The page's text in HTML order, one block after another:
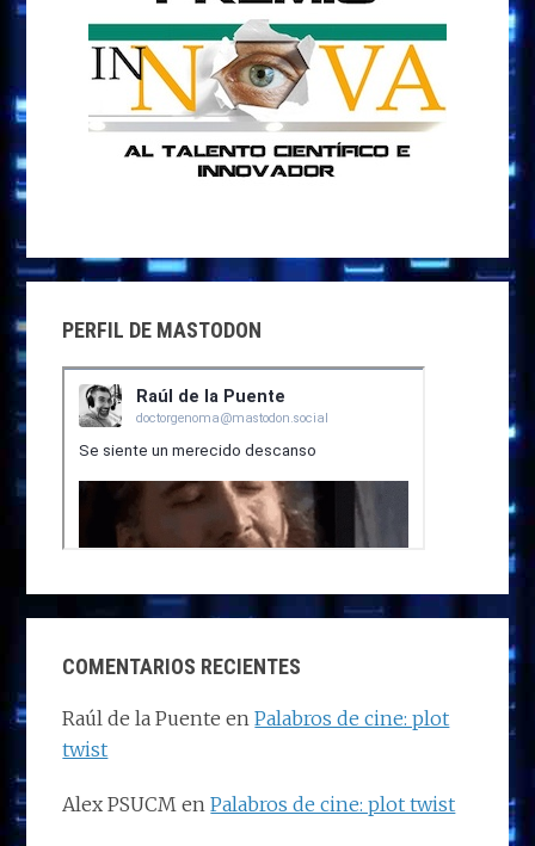
PERFIL DE MASTODON
COMENTARIOS RECIENTES
Raúl de la Puente enPalabros de cine: plot
twist
Alex PSUCM enPalabros de cine: plot twist